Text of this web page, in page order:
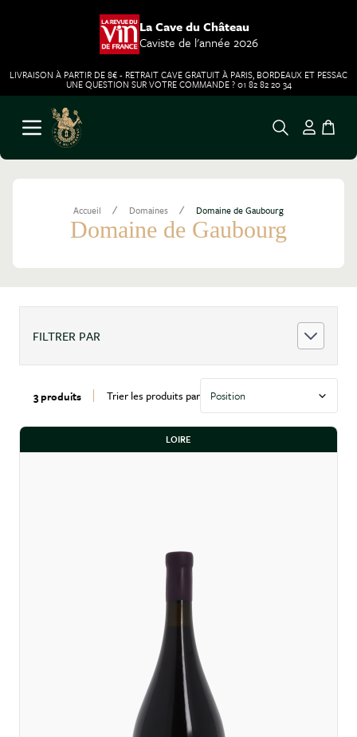
La Cave du Château
Caviste de l'année 2026
LIVRAISON À PARTIR DE 8€ - RETRAIT CAVE GRATUIT À PARIS, BORDEAUX ET PESSAC
UNE QUESTION SUR VOTRE COMMANDE ? 01 82 82 20 34
Aller au contenu
Ouvrir le menu
Accueil / Domaines / Domaine de Gaubourg
Domaine de Gaubourg
FILTRER PAR
3 produits Trier les produits par
LOIRE